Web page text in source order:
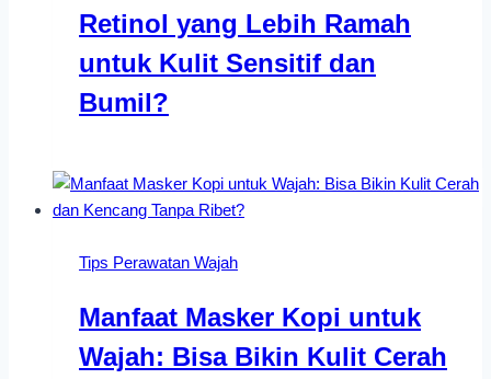
Retinol yang Lebih Ramah
untuk Kulit Sensitif dan
Bumil?
Tips Perawatan Wajah
Manfaat Masker Kopi untuk
Wajah: Bisa Bikin Kulit Cerah